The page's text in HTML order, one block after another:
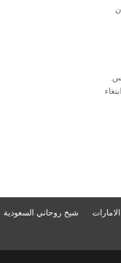
شيخ روحاني السعودية